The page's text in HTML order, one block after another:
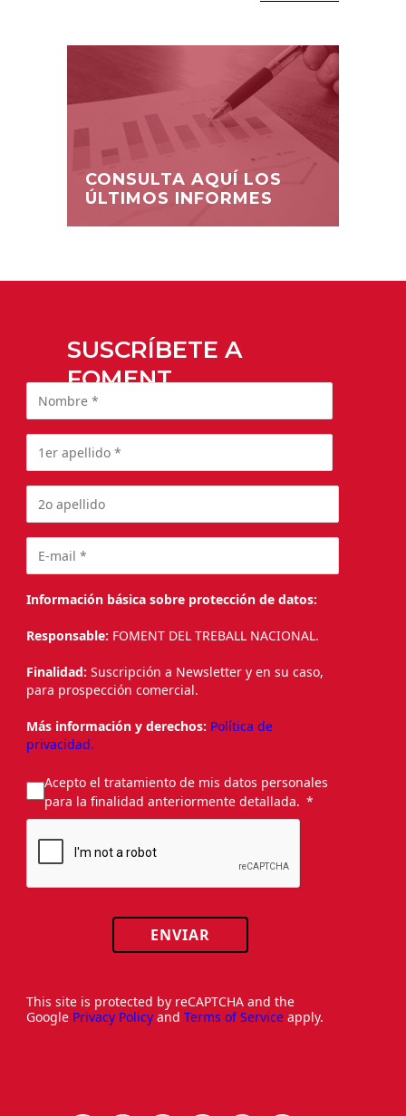
CONSULTA AQUÍ LOS
ÚLTIMOS INFORMES
SUSCRÍBETE A
FOMENT
Información básica sobre protección de datos:
Responsable: FOMENT DEL TREBALL NACIONAL.
Finalidad: Suscripción a Newsletter y en su caso,
para prospección comercial.
Más información y derechos: Política de
privacidad.
Acepto el tratamiento de mis datos personales
para la finalidad anteriormente detallada.
ENVIAR
This site is protected by reCAPTCHA and the
Google Privacy Policy and Terms of Service apply.